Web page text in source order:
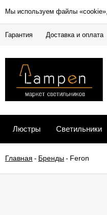
Мы используем файлы
Гарантия Доставка и оплата
Люстры Светильники
Главная - Бренды- Feron